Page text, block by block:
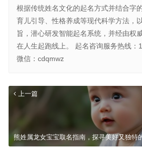
根据传统姓名文化的起名方式并结合字
育儿引导、性格养成等现代科学方法，
旨，潜心研发智能起名系统，并经由权
在人生起跑线上。 起名咨询服务热线：
微信：cdqmwz
上一篇
熊姓属龙女宝宝取名指南，探寻美好又独特